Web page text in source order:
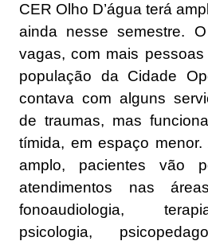
CER Olho D’água terá
ainda nesse semestre.
vagas, com mais
população da Cidade
contava com alguns
de traumas, mas
tímida, em espaço
amplo, pacientes vão
atendimentos nas
fonoaudiologia,
psicologia,